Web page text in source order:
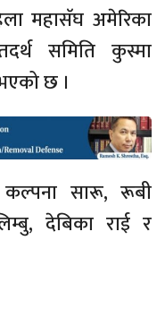
महासॅघ अमेरिका
समिति कुस्मा
छ ।
कल्पना सारू, रूबी
देबिका राई र